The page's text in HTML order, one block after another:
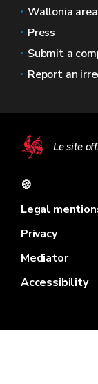
Wallonia
Press
Submit a
Report an
Le site
🍪
Legal
Privacy
Mediator
Accessibility